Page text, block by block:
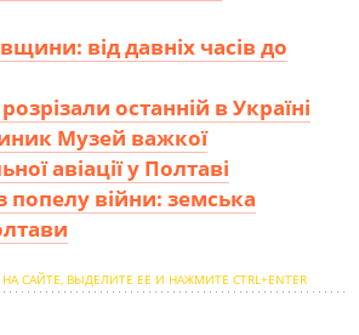
від давніх часів до
останній в Україні
Музей важкої
авіації у Полтаві
попелу війни: земська
САЙТЕ, ВЫДЕЛИТЕ ЕЕ И НАЖМИТЕ CTRL+ENTER